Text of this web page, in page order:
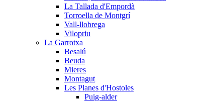
La Tallada d'Empordà
Torroella de Montgrí
Vall-llobrega
Vilopriu
La Garrotxa
Besalú
Beuda
Mieres
Montagut
Les Planes d'Hostoles
Puig-alder